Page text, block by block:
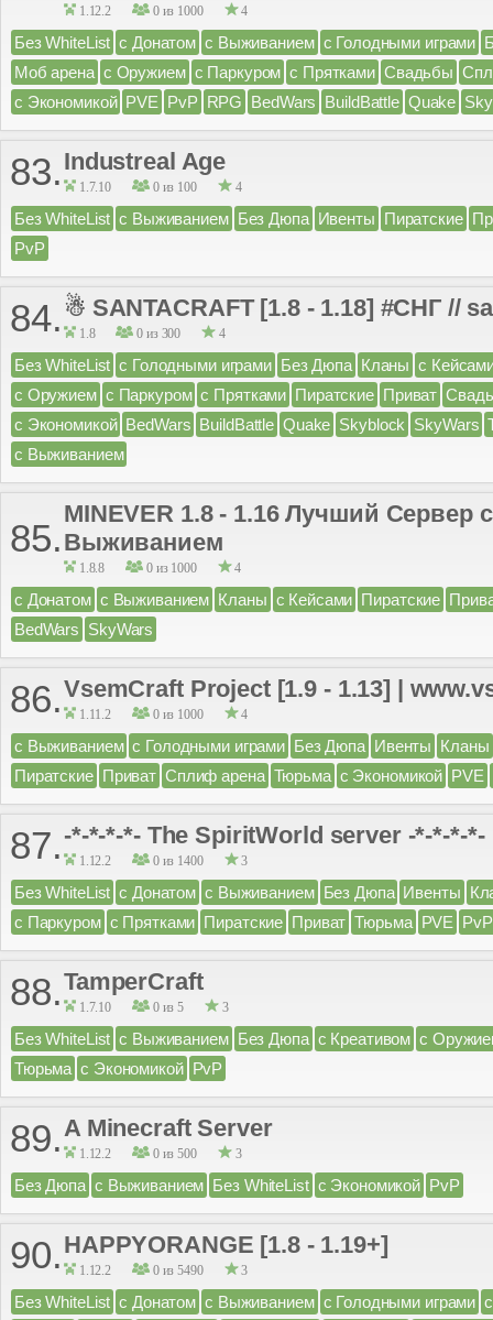
1.12.2 0 из 1000 4
Без WhiteList с Донатом с Выживанием с Голодными играми
Моб арена с Оружием с Паркуром с Прятками Свадьбы
с Экономикой PVE PvP RPG BedWars BuildBattle Quake
83. Industreal Age
1.7.10 0 из 100 4
Без WhiteList с Выживанием Без Дюпа Ивенты Пиратские
PvP
84. ☃ SANTACRAFT [1.8 - 1.18] #СНГ //
1.8 0 из 300 4
Без WhiteList с Голодными играми Без Дюпа Кланы с
с Оружием с Паркуром с Прятками Пиратские Приват
с Экономикой BedWars BuildBattle Quake Skyblock SkyWars
с Выживанием
85.
MINEVER 1.8 - 1.16 Лучший Сервер
Выживанием
1.8.8 0 из 1000 4
с Донатом с Выживанием Кланы с Кейсами Пиратские
BedWars SkyWars
86.VsemCraft Project [1.9 - 1.13] |
1.11.2 0 из 1000 4
с Выживанием с Голодными играми Без Дюпа Ивенты Кланы
Пиратские Приват Сплиф арена Тюрьма с Экономикой PVE
87. -*-*-*-*- The SpiritWorld server -*-*-*-*-
1.12.2 0 из 1400 3
Без WhiteList с Донатом с Выживанием Без Дюпа Ивенты
с Паркуром с Прятками Пиратские Приват Тюрьма PVE PvP
88.TamperCraft
1.7.10 0 из 5 3
Без WhiteList с Выживанием Без Дюпа с Креативом с
Тюрьма с Экономикой PvP
89.A Minecraft Server
1.12.2 0 из 500 3
Без Дюпа с Выживанием Без WhiteList с Экономикой PvP
90. HAPPYORANGE [1.8 - 1.19+]
1.12.2 0 из 5490 3
Без WhiteList с Донатом с Выживанием с Голодными играми